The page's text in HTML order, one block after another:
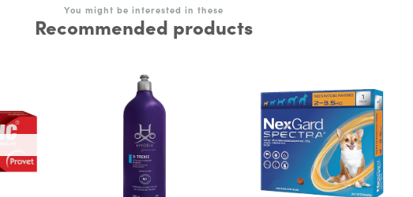
You might be interested in these
Recommended products